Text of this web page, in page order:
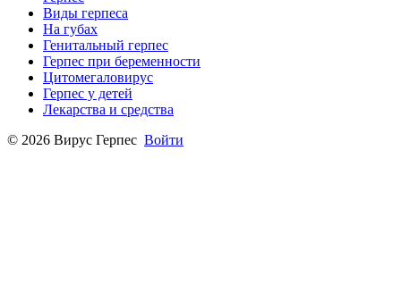
Виды герпеса
На губах
Генитальный герпес
Герпес при беременности
Цитомегаловирус
Герпес у детей
Лекарства и средства
© 2026 Вирус Герпес Войти